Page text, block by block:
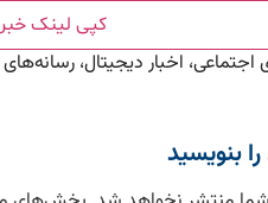
کپی لینک خبر
اخبار دیجیتال، رسانه‌های
بنویسید